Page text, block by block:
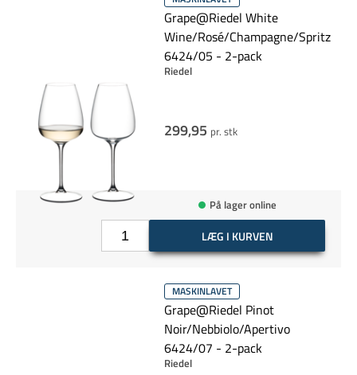
Grape@Riedel White
Wine/Rosé/Champagne/Spritz
6424/05 - 2-pack
Riedel
299,95 pr. stk
På lager online
LÆG I KURVEN
MASKINLAVET
Grape@Riedel Pinot
Noir/Nebbiolo/Apertivo
6424/07 - 2-pack
Riedel